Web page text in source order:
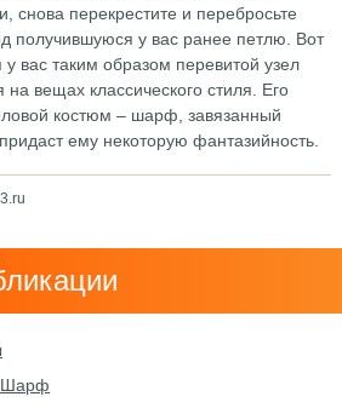
снова перекрестите и перебросьте
получившуюся у вас ранее петлю. Вот
вас таким образом перевитой узел
на вещах классического стиля. Его
костюм – шарф, завязанный
ему некоторую фантазийность.
Шарф